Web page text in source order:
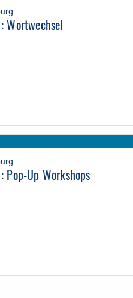
Wortwechsel
Pop-Up Workshops